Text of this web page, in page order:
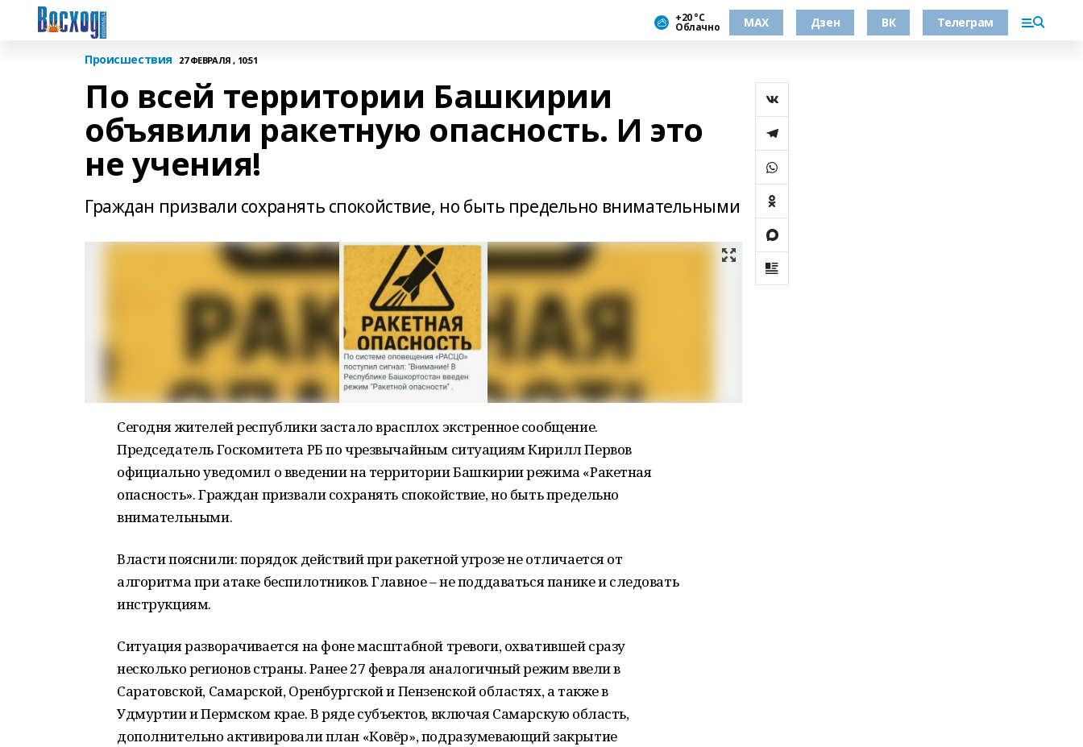
+20 °С
Облачно МАХ Дзен ВК Телеграм
Происшествия 27 ФЕВРАЛЯ , 10:51
По всей территории Башкирии
объявили ракетную опасность. И это
не учения!
Граждан призвали сохранять спокойствие, но быть предельно внимательными
Сегодня жителей республики застало врасплох экстренное сообщение.
Председатель Госкомитета РБ по чрезвычайным ситуациям Кирилл Первов
официально уведомил о введении на территории Башкирии режима «Ракетная
опасность». Граждан призвали сохранять спокойствие, но быть предельно
внимательными.
Власти пояснили: порядок действий при ракетной угрозе не отличается от
алгоритма при атаке беспилотников. Главное – не поддаваться панике и следовать
инструкциям.
Ситуация разворачивается на фоне масштабной тревоги, охватившей сразу
несколько регионов страны. Ранее 27 февраля аналогичный режим ввели в
Саратовской, Самарской, Оренбургской и Пензенской областях, а также в
Удмуртии и Пермском крае. В ряде субъектов, включая Самарскую область,
дополнительно активировали план «Ковёр», подразумевающий закрытие